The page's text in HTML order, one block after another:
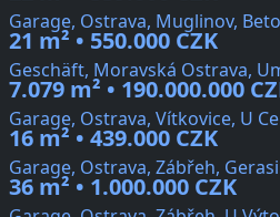
Garage, Ostrava, Muglinov,
21 m² • 550.000 CZK
Geschäft, Moravská Ostrava,
7.079 m² • 190.000.000
Garage, Ostrava, Vítkovice, U
16 m² • 439.000 CZK
Garage, Ostrava, Zábřeh,
36 m² • 1.000.000 CZK